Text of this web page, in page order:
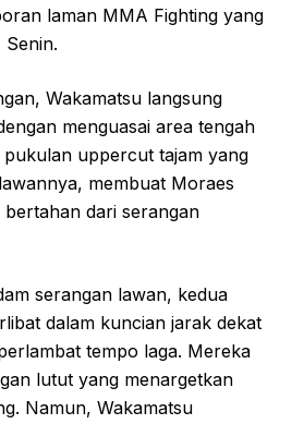
laman MMA Fighting yang
Wakamatsu langsung
menguasai area tengah
pukulan uppercut tajam yang
membuat Moraes
dari serangan
serangan lawan, kedua
dalam kuncian jarak dekat
tempo laga. Mereka
lutut yang menargetkan
Namun, Wakamatsu